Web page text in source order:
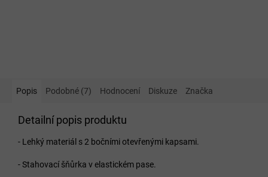
Popis Podobné (7) Hodnocení Diskuze Značka
Detailní popis produktu
- Lehký materiál s 2 bočními otevřenými kapsami.
- Stahovací šňůrka v elastickém pase.